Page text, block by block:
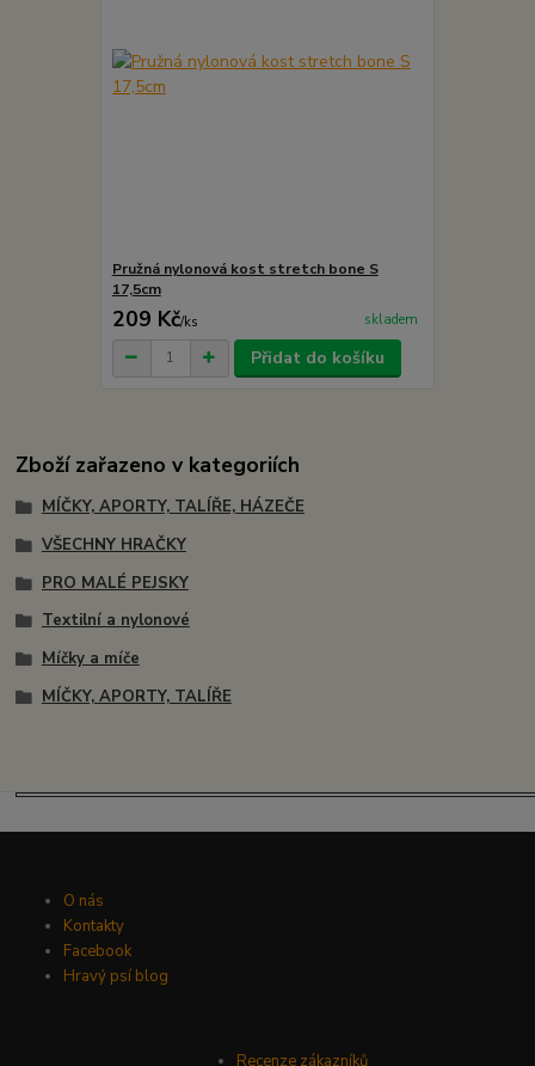
Pružná nylonová kost stretch bone S
17,5cm
209 Kč/ks skladem
Přidat do košíku
Zboží zařazeno v kategoriích
MÍČKY, APORTY, TALÍŘE, HÁZEČE
VŠECHNY HRAČKY
PRO MALÉ PEJSKY
Textilní a nylonové
Míčky a míče
MÍČKY, APORTY, TALÍŘE
O nás
Kontakty
Facebook
Hravý psí blog